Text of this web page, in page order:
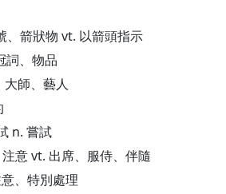
、箭狀物 vt. 以箭頭指示
詞、物品
大師、藝人
n. 嘗試
意 vt. 出席、服侍、伴隨
、特別處理